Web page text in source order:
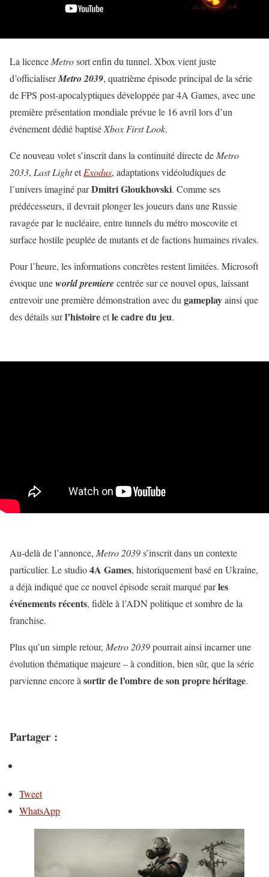
La licence Metrosort enfin du tunnel. Xbox vient juste
d’officialiserMetro 2039, quatrième épisode principal de la série
de FPS post-apocalyptiques développée par 4A Games, avec une
première présentation mondiale prévue le 16 avril lors d’un
événement dédié baptisé Xbox First Look.
Ce nouveau volet s’inscrit dans la continuité directe de Metro
2033, Last LightetExodus, adaptations vidéoludiques de
l’univers imaginé parDmitri Gloukhovski. Comme ses
prédécesseurs, il devrait plonger les joueurs dans une Russie
ravagée par le nucléaire, entre tunnels du métro moscovite et
surface hostile peuplée de mutants et de factions humaines rivales.
Pour l’heure, les informations concrètes restent limitées. Microsoft
évoque uneworld premierecentrée sur ce nouvel opus, laissant
entrevoir une première démonstration avec du gameplayainsi que
des détails surl’histoireetle cadre du jeu.
Au-delà de l’annonce, Metro 2039s’inscrit dans un contexte
particulier. Le studio4A Games, historiquement basé en Ukraine,
a déjà indiqué que ce nouvel épisode serait marqué parles
événements récents, fidèle à l’ADN politique et sombre de la
franchise.
Plus qu’un simple retour, Metro 2039pourrait ainsi incarner une
évolution thématique majeure – à condition, bien sûr, que la série
parvienne encore à sortir de l’ombre de son propre héritage.
Partager :
Tweet
WhatsApp